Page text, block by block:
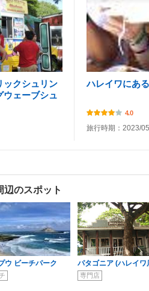
ックシュリン
ウェーブシュ
ハレイワにあ
4.0
旅行時期：2023/05
辺のスポット
ウ ビーチパーク パタゴニア (ハレイワ
専門店